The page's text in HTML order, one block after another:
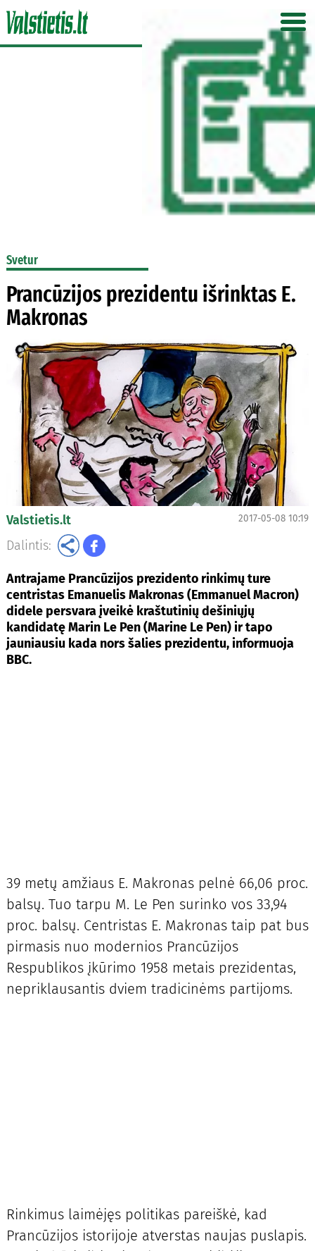
Svetur
Prancūzijos prezidentu išrinktas E.
Makronas
Valstietis.lt 2017-05-08 10:19
Dalintis:
Antrajame Prancūzijos prezidento rinkimų ture
centristas Emanuelis Makronas (Emmanuel Macron)
didele persvara įveikė kraštutinių dešiniųjų
kandidatę Marin Le Pen (Marine Le Pen) ir tapo
jauniausiu kada nors šalies prezidentu, informuoja
BBC.
39 metų amžiaus E. Makronas pelnė 66,06 proc.
balsų. Tuo tarpu M. Le Pen surinko vos 33,94
proc. balsų. Centristas E. Makronas taip pat bus
pirmasis nuo modernios Prancūzijos
Respublikos įkūrimo 1958 metais prezidentas,
nepriklausantis dviem tradicinėms partijoms.
Rinkimus laimėjęs politikas pareiškė, kad
Prancūzijos istorijoje atverstas naujas puslapis.